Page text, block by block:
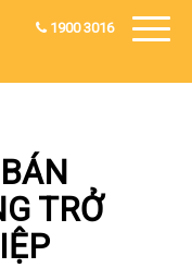
1900 3016
TRỞ